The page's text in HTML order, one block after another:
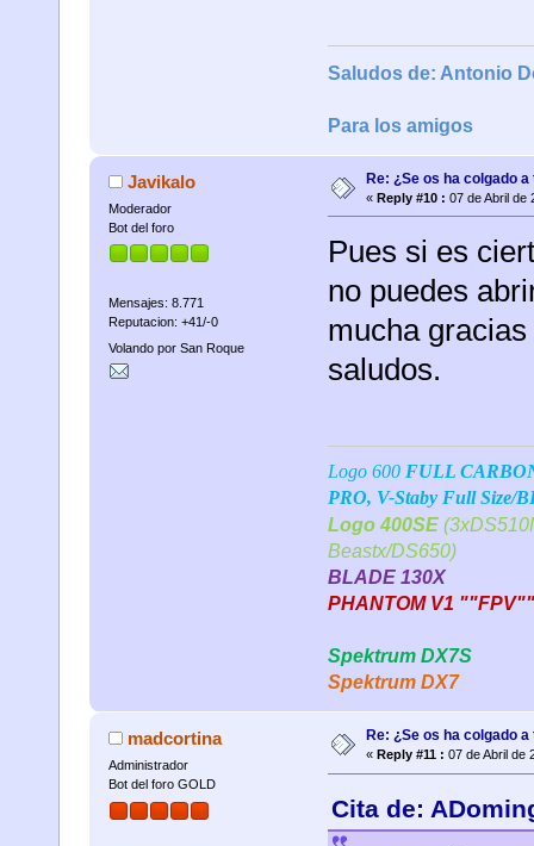
Saludos de: Antonio
Para los amigos
Javikalo
Moderador
Bot del foro
Mensajes: 8.771
Reputacion: +41/-0
Volando por San Roque
Re: ¿Se os ha colgado
« Reply #10 : 07 de Abril de
Pues si es
no puedes
mucha
saludos.
Logo 600 FULL
PRO, V-Staby Full Size/
Logo 400SE
Beastx/DS650)
BLADE 130X
PHANTOM V1 ""FPV""
Spektrum DX7S
Spektrum DX7
madcortina
Administrador
Bot del foro GOLD
Re: ¿Se os ha colgado
« Reply #11 : 07 de Abril de
Cita de: